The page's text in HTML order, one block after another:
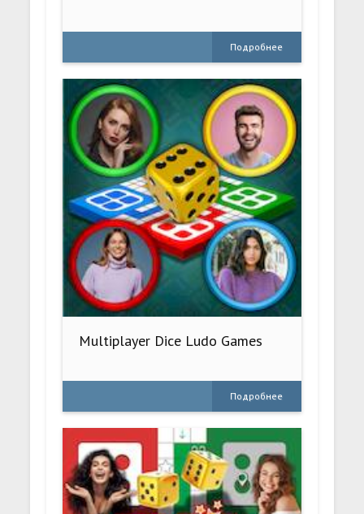
Подробнее
Multiplayer Dice Ludo Games
Подробнее